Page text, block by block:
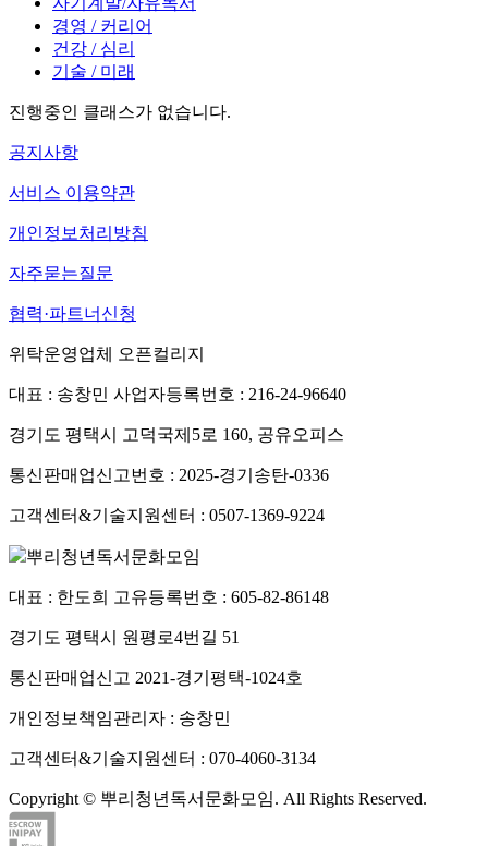
경영 / 커리어
건강 / 심리
기술 / 미래
진행중인 클래스가 없습니다.
공지사항
서비스 이용약관
개인정보처리방침
자주묻는질문
협력·파트너신청
위탁운영업체 오픈컬리지
대표 : 송창민 사업자등록번호 : 216-24-96640
경기도 평택시 고덕국제5로 160, 공유오피스
통신판매업신고번호 : 2025-경기송탄-0336
고객센터&기술지원센터 : 0507-1369-9224
뿌리청년독서문화모임
대표 : 한도희 고유등록번호 : 605-82-86148
경기도 평택시 원평로4번길 51
통신판매업신고 2021-경기평택-1024호
개인정보책임관리자 : 송창민
고객센터&기술지원센터 : 070-4060-3134
Copyright © 뿌리청년독서문화모임. All Rights Reserved.